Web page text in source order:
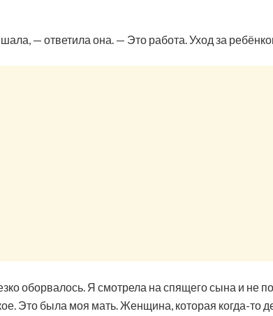
— ответила она. — Это работа. Уход за
оборвалось. Я смотрела на спящего сына и не
Это была моя мать. Женщина, которая когда-то